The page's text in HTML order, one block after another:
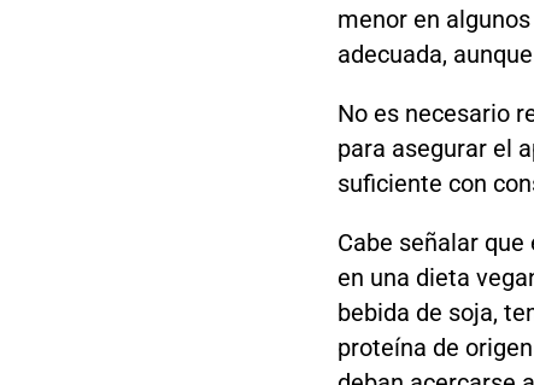
menor en
adecuada,
No es necesario
para asegurar el
suficiente con
Cabe señalar
en una dieta
bebida de soja,
proteína de